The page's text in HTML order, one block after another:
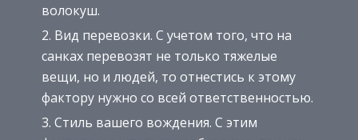
волокуш.
Вид перевозки. С учетом того, что на
санках перевозят не только тяжелые
вещи, но и людей, то отнестись к этому
фактору нужно со всей ответственностью.
Стиль вашего вождения. С этим